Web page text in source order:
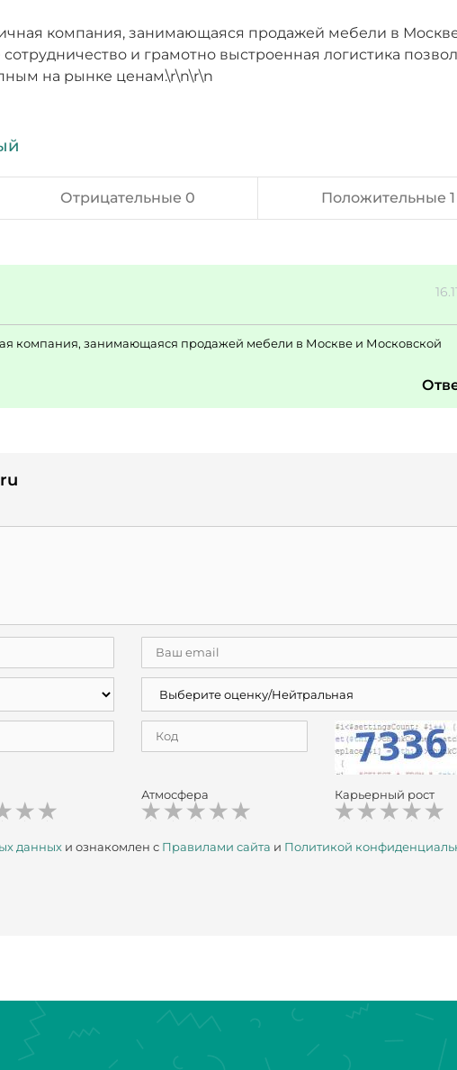
компания, занимающаяся продажей мебели в
и грамотно выстроенная логистика
на рынке ценам.\r\n\r\n
Отрицательные 0 Положительные 1
компания, занимающаяся продажей мебели в Москве и Московской
Атмосфера Карьерный рост
данных и ознакомлен с Правилами сайта и Политикой